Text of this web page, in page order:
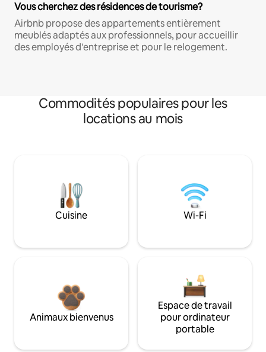
Vous cherchez des résidences de tourisme?
Airbnb propose des appartements entièrement
meublés adaptés aux professionnels, pour accueillir
des employés d'entreprise et pour le relogement.
Commodités populaires pour les
locations au mois
Cuisine Wi-Fi
Animaux bienvenus
Espace de travail
pour ordinateur
portable